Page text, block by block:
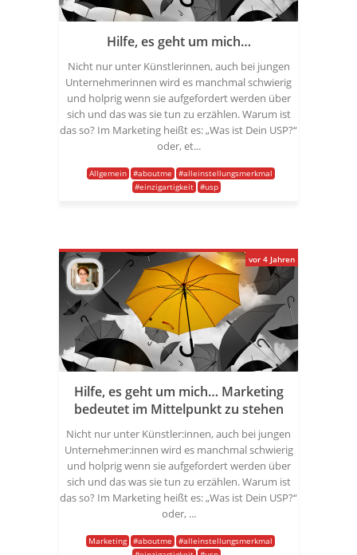
Hilfe, es geht um mich…
Nicht nur unter Künstlerinnen, auch bei jungen
Unternehmerinnen wird es manchmal schwierig
und holprig wenn sie aufgefordert werden über
sich und das was sie tun zu erzählen. Warum ist
das so? Im Marketing heißt es: „Was ist Dein USP?“
oder, et...
Allgemein #aboutme
#alleinstellungsmerkmal
#einzigartigkeit #usp
Hilfe, es geht um mich… Marketing
bedeutet im Mittelpunkt zu stehen
Nicht nur unter Künstler:innen, auch bei jungen
Unternehmer:innen wird es manchmal schwierig
und holprig wenn sie aufgefordert werden über
sich und das was sie tun zu erzählen. Warum ist
das so? Im Marketing heißt es: „Was ist Dein USP?“
oder, ...
Marketing #aboutme
#alleinstellungsmerkmal
vor 4 Jahren